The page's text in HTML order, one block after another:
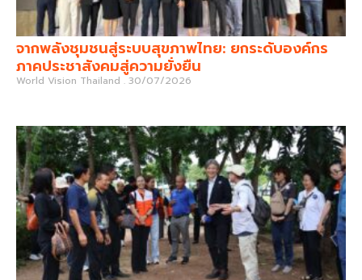
จากพลังชุมชนสู่ระบบสุขภาพไทย: ยกระดับองค์กร
ภาคประชาสังคมสู่ความยั่งยืน
World Vision Thailand 30/07/2026